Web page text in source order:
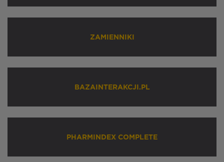
ZAMIENNIKI
BAZAINTERAKCJI.PL
PHARMINDEX COMPLETE